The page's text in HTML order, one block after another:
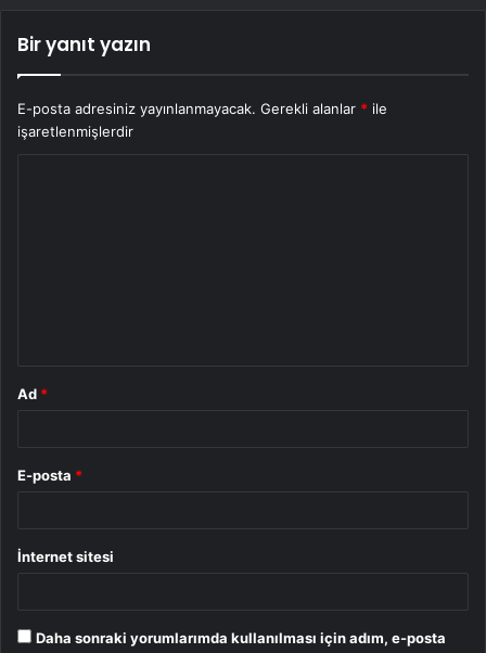
Bir yanıt yazın
E-posta adresiniz yayınlanmayacak. Gerekli alanlar * ile
işaretlenmişlerdir
Ad *
E-posta *
İnternet sitesi
Daha sonraki yorumlarımda kullanılması için adım, e-posta